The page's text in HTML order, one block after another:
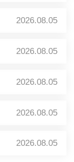
2026.08.05
2026.08.05
2026.08.05
2026.08.05
2026.08.05